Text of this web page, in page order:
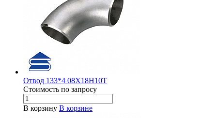
Отвод 133*4 08Х18Н10Т
Стоимость по запросу
В корзину В корзине